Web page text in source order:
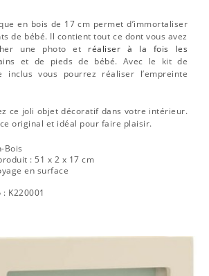
en bois de 17 cm permet d’immortaliser
de bébé. Il contient tout ce dont vous avez
une photo et réaliser à la fois les
et de pieds de bébé. Avec le kit de
inclus vous pourrez réaliser l’empreinte
ce joli objet décoratif dans votre intérieur.
original et idéal pour faire plaisir.
Bois
: 51 x 2 x 17 cm
en surface
: K220001